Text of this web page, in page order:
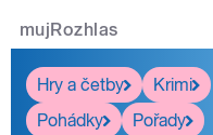
mujRozhlas
Hry a četby
Krimi
Pohádky
Pořady